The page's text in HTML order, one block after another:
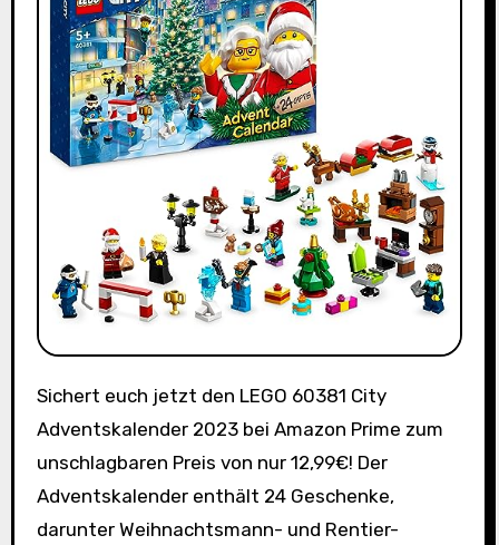
Sichert euch jetzt den LEGO 60381 City
Adventskalender 2023 bei Amazon Prime zum
unschlagbaren Preis von nur 12,99€! Der
Adventskalender enthält 24 Geschenke,
darunter Weihnachtsmann- und Rentier-